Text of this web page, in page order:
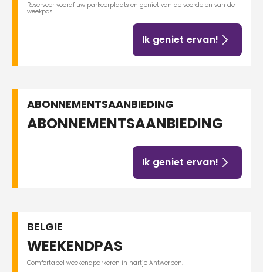
Reserveer vooraf uw parkeerplaats en geniet van de voordelen van de
weekpas!
Ik geniet ervan!
ABONNEMENTSAANBIEDING
ABONNEMENTSAANBIEDING
Ik geniet ervan!
BELGIE
WEEKENDPAS
Comfortabel weekendparkeren in hartje Antwerpen.